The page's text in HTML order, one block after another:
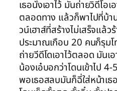
เธอนั่งเอาไว้ มันถ่ายวิดีโอเ
ตลอดทาง แล้วก็พาไปที่บ้า
วน์เฮาส์ที่สร้างไม่เสร็จแล้
ประมาณเกือบ 20 คนก็รุมโ
ถ่ายวีดีโดเอาไว้ตลอด มันเ
น้องเอ๋บอกว่าโดนเข้าไป
พอเธอสลบมันก็ฉี่ใส่หน้าเธ